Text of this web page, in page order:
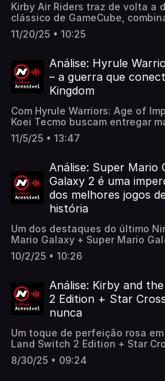
Kirby Air Riders traz de volta a
clássico de GameCube,
velocidade e muita bagunça
cheia de personalidade.Leia em
riders-analise-review-switch-
11/20/25 • 10:25
Análise: Hyrule
– a guerra que
Kingdom
Com Hyrule Warriors: Age of
Koei Tecmo buscam entregar
derivado de ação: trata-se de
mitologia de Zelda.Confira
warriors-age-of-
11/5/25 • 13:47
Análise: Super Mario
Galaxy 2 é uma
dos melhores jogos
história
Um dos destaques do último
Mario Galaxy + Super Mario
aos 40 anos do nosso
anunciou o remaster desses
Confira:https://
mario-galaxy-super-mario-
critica-review.html
10/2/25 • 10:26
Análise: Kirby and
2 Edition + Star
nunca
Um toque de perfeição rosa
Land Switch 2 Edition + Star
volta e brilhando mais do que
mais conteúdo e charme! Veja
8/30/25 • 09:24